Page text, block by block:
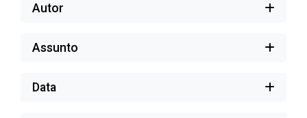
Autor
Assunto
Data